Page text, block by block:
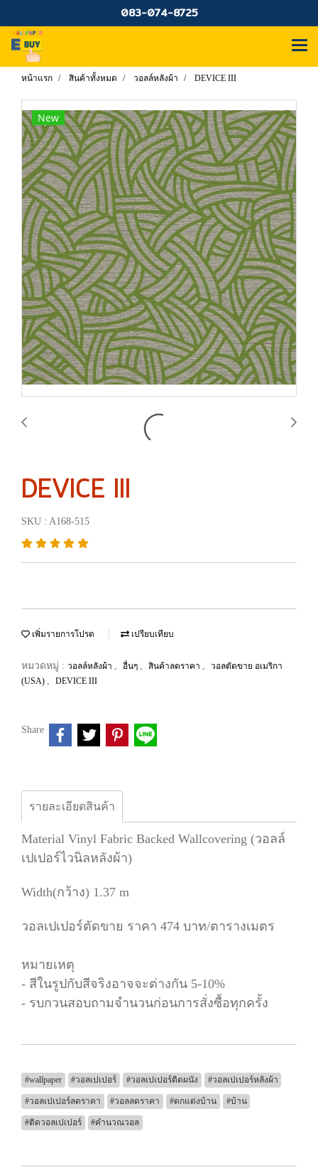
083-074-8725
หน้าแรก สินค้าทั้งหมด วอลล์หลังผ้า DEVICE III
New
DEVICE III
SKU : A168-515
เพิ่มรายการโปรด เปรียบเทียบ
หมวดหมู่ : วอลล์หลังผ้า , อื่นๆ , สินค้าลดราคา ,
วอลตัดขาย อเมริกา
(USA) , DEVICE III
Share
รายละเอียดสินค้า
Material Vinyl Fabric Backed Wallcovering (วอลล์
เปเปอร์ไวนิลหลังผ้า)
Width(กว้าง) 1.37 m
วอลเปเปอร์ตัดขาย ราคา 474 บาท/ตารางเมตร
หมายเหตุ
- สีในรูปกับสีจริงอาจจะต่างกัน 5-10%
- รบกวนสอบถามจำนวนก่อนการสั่งซื้อทุกครั้ง
#wallpaper #วอลเปเปอร์ #วอลเปเปอร์ติดผนัง #วอลเปเปอร์หลังผ้า
#วอลเปเปอร์ลดราคา #วอลลดราคา #ตกแต่งบ้าน #บ้าน
#ติดวอลเปเปอร์ #คำนวณวอล